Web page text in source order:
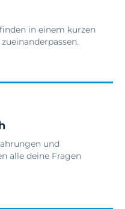
in einem kurzen
und
alle deine Fragen